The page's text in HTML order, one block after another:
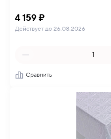
4 159 ₽
Действует до 26.08.2026
Сравнить